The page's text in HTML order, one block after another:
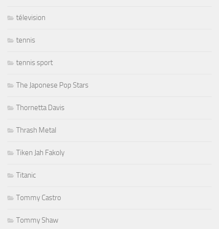
télevision
tennis
tennis sport
The Japonese Pop Stars
Thornetta Davis
Thrash Metal
Tiken Jah Fakoly
Titanic
Tommy Castro
Tommy Shaw